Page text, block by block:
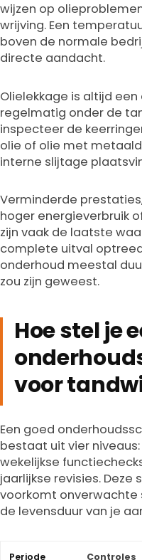
wijzen op
wrijving. Een
boven de normale
directe aandacht.
Olielekkage is altijd
regelmatig onder de
inspecteer de
olie of olie met
interne slijtage
Verminderde
hoger energieverbruik
zijn vaak de laatste
complete uitval
onderhoud meestal
zou zijn geweest.
Hoe stel je
voor
Een goed
bestaat uit vier
wekelijkse
jaarlijkse revisies.
voorkomt
de levensduur van je
Periode Controles